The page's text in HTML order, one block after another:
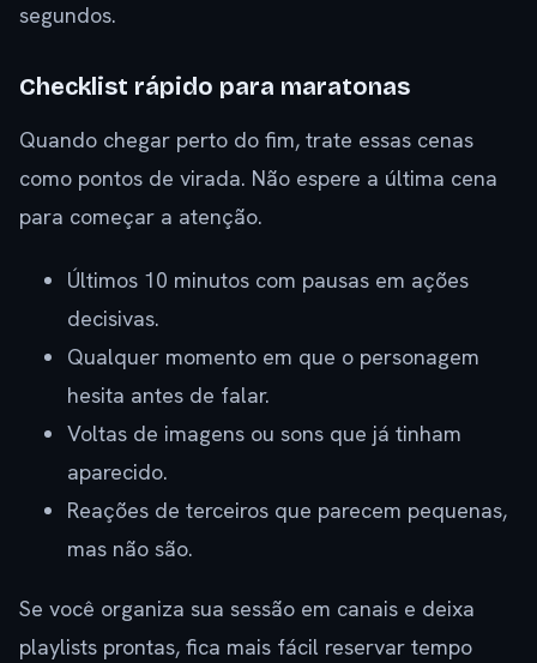
segundos.
Checklist rápido para maratonas
Quando chegar perto do fim, trate essas cenas
como pontos de virada. Não espere a última cena
para começar a atenção.
Últimos 10 minutos com pausas em ações
decisivas.
Qualquer momento em que o personagem
hesita antes de falar.
Voltas de imagens ou sons que já tinham
aparecido.
Reações de terceiros que parecem pequenas,
mas não são.
Se você organiza sua sessão em canais e deixa
playlists prontas, fica mais fácil reservar tempo